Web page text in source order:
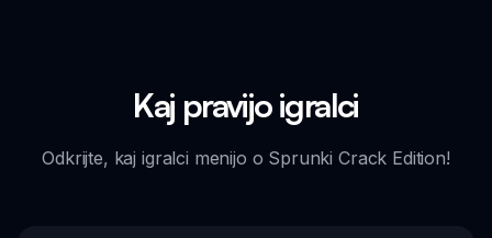
Kaj pravijo igralci
Odkrijte, kaj igralci menijo o Sprunki Crack Edition!